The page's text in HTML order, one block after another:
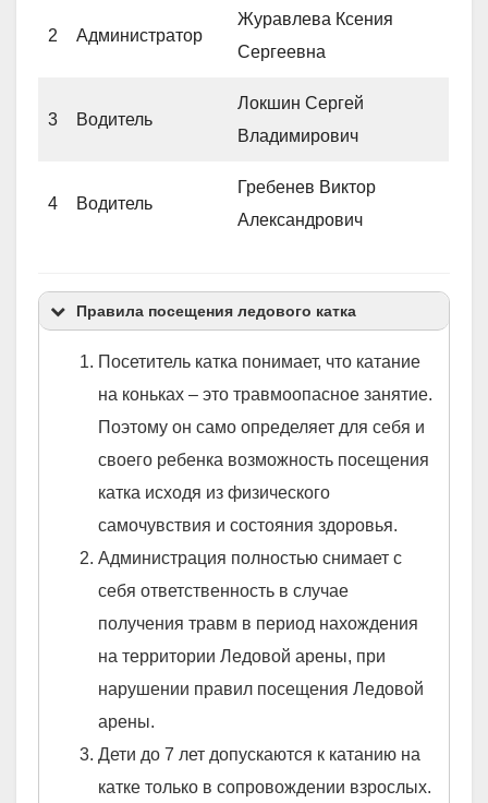
2 Администратор
Журавлева Ксения
Сергеевна
3 Водитель
Локшин Сергей
Владимирович
4 Водитель
Гребенев Виктор
Александрович
Правила посещения ледового катка
Посетитель катка понимает, что катание
на коньках – это травмоопасное занятие.
Поэтому он само определяет для себя и
своего ребенка возможность посещения
катка исходя из физического
самочувствия и состояния здоровья.
Администрация полностью снимает с
себя ответственность в случае
получения травм в период нахождения
на территории Ледовой арены, при
нарушении правил посещения Ледовой
арены.
Дети до 7 лет допускаются к катанию на
катке только в сопровождении взрослых.